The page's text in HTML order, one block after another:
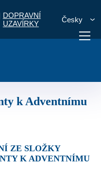
DOPRAVNÍ
UZAVÍRKY
Česky
K ADVENTNÍMU